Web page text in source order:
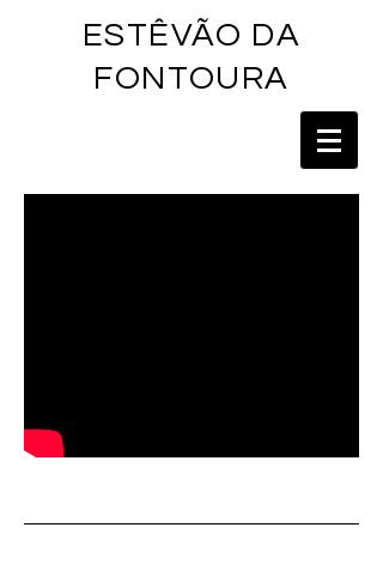
ESTÊVÃO DA
FONTOU RA